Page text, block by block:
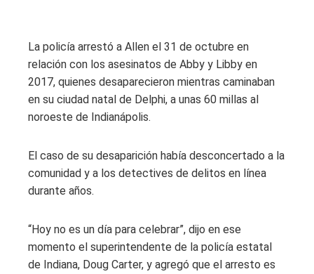
La policía arrestó a Allen el 31 de octubre en
relación con los asesinatos de Abby y Libby en
2017, quienes desaparecieron mientras caminaban
en su ciudad natal de Delphi, a unas 60 millas al
noroeste de Indianápolis.
El caso de su desaparición había desconcertado a la
comunidad y a los detectives de delitos en línea
durante años.
“Hoy no es un día para celebrar”, dijo en ese
momento el superintendente de la policía estatal
de Indiana, Doug Carter, y agregó que el arresto es